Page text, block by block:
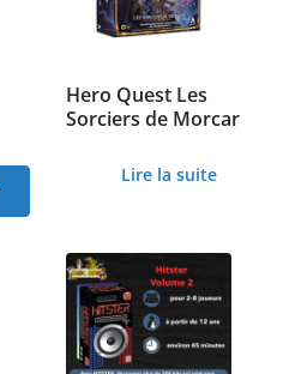
Hero Quest Les
Sorciers de Morcar
Lire la suite